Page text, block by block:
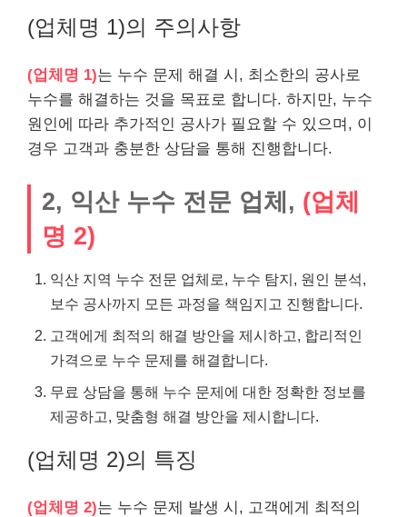
(업체명 1)의 주의사항
(업체명 1)는 누수 문제 해결 시, 최소한의 공사로
누수를 해결하는 것을 목표로 합니다. 하지만, 누수
원인에 따라 추가적인 공사가 필요할 수 있으며, 이
경우 고객과 충분한 상담을 통해 진행합니다.
2, 익산 누수 전문 업체, (업체
명 2)
익산 지역 누수 전문 업체로, 누수 탐지, 원인 분석,
보수 공사까지 모든 과정을 책임지고 진행합니다.
고객에게 최적의 해결 방안을 제시하고, 합리적인
가격으로 누수 문제를 해결합니다.
무료 상담을 통해 누수 문제에 대한 정확한 정보를
제공하고, 맞춤형 해결 방안을 제시합니다.
(업체명 2)의 특징
(업체명 2)는 누수 문제 발생 시, 고객에게 최적의